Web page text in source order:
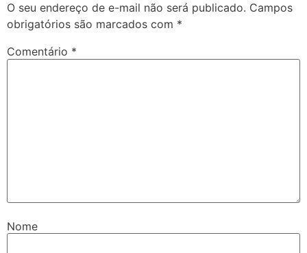
O seu endereço de e-mail não será publicado. Campos
obrigatórios são marcados com *
Comentário *
Nome